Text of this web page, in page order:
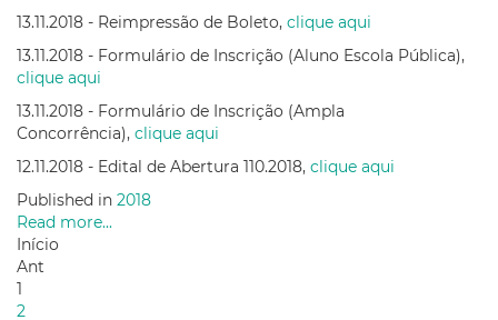
13.11.2018 - Reimpressão de Boleto, clique aqui
13.11.2018 - Formulário de Inscrição (Aluno Escola Pública),
clique aqui
13.11.2018 - Formulário de Inscrição (Ampla
Concorrência), clique aqui
12.11.2018 - Edital de Abertura 110.2018, clique aqui
Published in 2018
Read more...
Início
Ant
1
2